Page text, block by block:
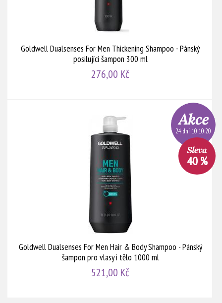
Goldwell Dualsenses For Men Thickening Shampoo - Pánský
posilující šampon 300 ml
276,00 Kč
Goldwell Dualsenses For Men Hair & Body Shampoo - Pánský
šampon pro vlasy i tělo 1000 ml
521,00 Kč
24 dní 10:10:20
40 %